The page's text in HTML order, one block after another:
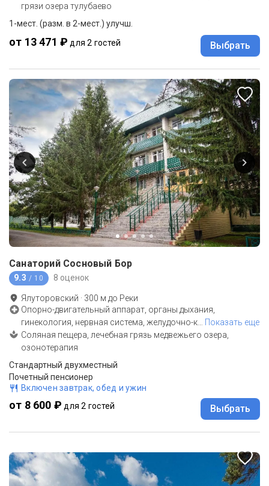
грязи озера тулубаево
1-мест. (разм. в 2-мест.) улучш.
от 13 471 ₽ для 2 гостей Выбрать
Санаторий Сосновый Бор
9.3 / 10 8 оценок
Ялуторовский · 300 м до Реки
Опорно-двигательный аппарат, органы дыхания,
гинекология, нервная система, желудочно-к
Показать еще
Соляная пещера, лечебная грязь медвежьего озера,
озонотерапия
Стандартный двухместный
Почетный пенсионер
Включен завтрак, обед и ужин
от 8 600 ₽ для 2 гостей Выбрать